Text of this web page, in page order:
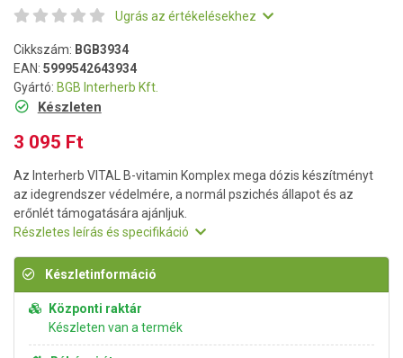
Ugrás az értékelésekhez
Cikkszám: BGB3934
EAN: 5999542643934
Gyártó: BGB Interherb Kft.
Készleten
3 095 Ft
Az Interherb VITAL B-vitamin Komplex mega dózis készítményt
az idegrendszer védelmére, a normál pszichés állapot és az
erőnlét támogatására ajánljuk.
Részletes leírás és specifikáció
Készletinformáció
Központi raktár
Készleten van a termék